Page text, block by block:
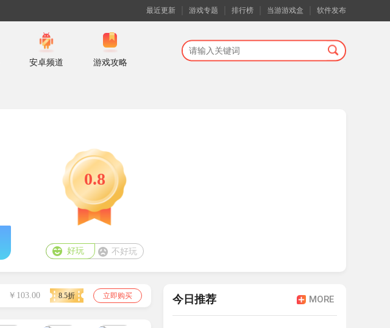
最近更新 游戏专题 排行榜 当游游戏盒 软件发布
安卓频道 游戏攻略
0.8
好玩 不好玩
￥103.00 8.5折 立即购买 今日推荐 MORE